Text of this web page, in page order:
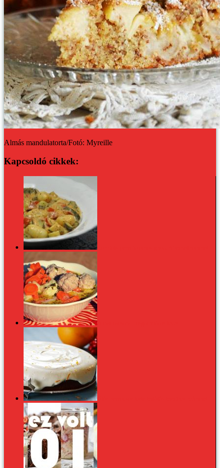
Almás mandulatorta/Fotó: Myreille
Kapcsoldó cikkek: